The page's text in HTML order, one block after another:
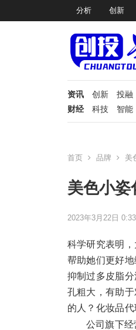
分析 创新
资讯 创新 投融
财经
科技 智能
首页 品牌 美
美色小姿
2023年3月22日 0:33
科学研究表明
帮助她们更好
抑制过多皮脂
孔粗大，有助
的人？化妆品代
公司旗下